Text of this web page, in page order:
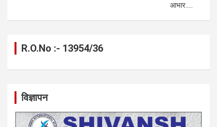
आभार…..
R.O.No :- 13954/36
विज्ञापन